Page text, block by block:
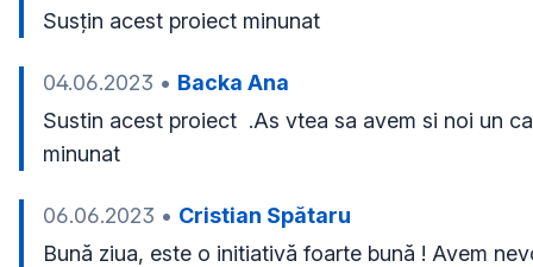
Susțin acest proiect minunat
04.06.2023 • Backa Ana
Sustin acest proiect  .As vtea sa avem si noi un
minunat
06.06.2023 • Cristian Spătaru
Bună ziua, este o initiativă foarte bună ! Avem